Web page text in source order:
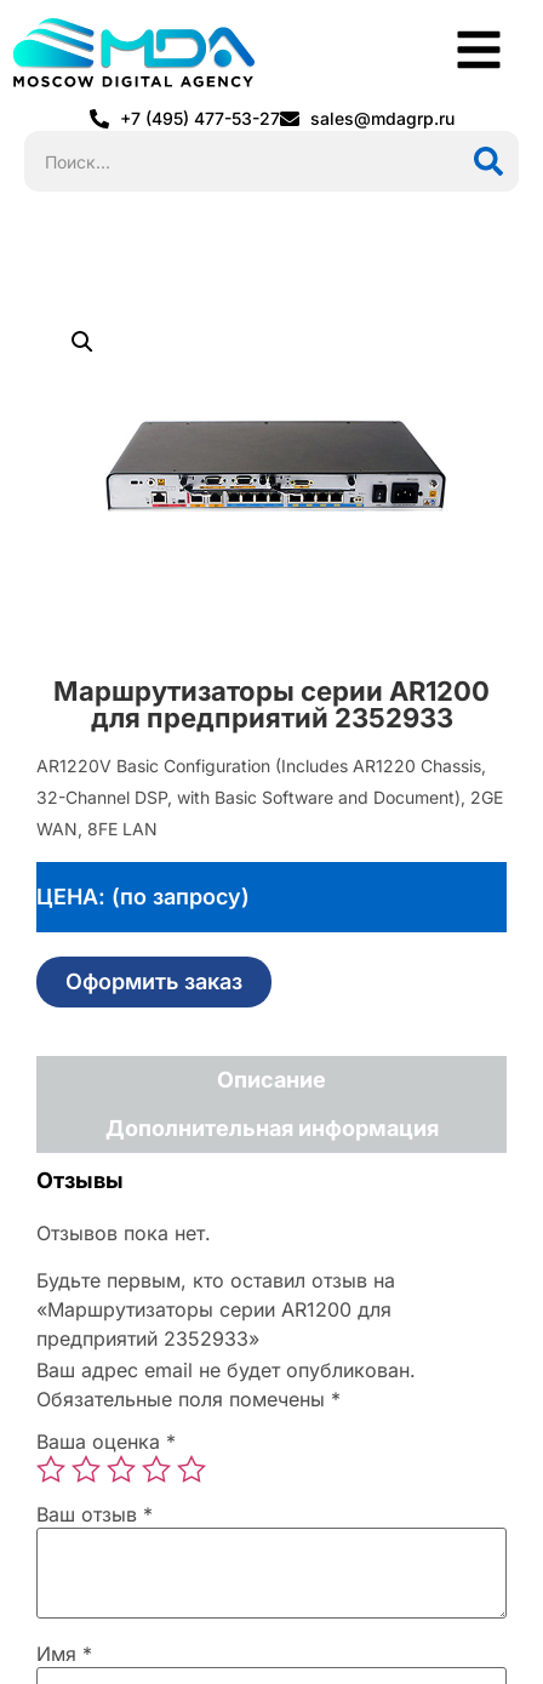
+7 (495) 477-53-27 sales@mdagrp.ru
Маршрутизаторы серии AR1200
для предприятий 2352933
AR1220V Basic Configuration (Includes AR1220 Chassis,
32-Channel DSP, with Basic Software and Document), 2GE
WAN, 8FE LAN
ЦЕНА: (по запросу)
Оформить заказ
Описание
Дополнительная информация
Отзывы
Отзывов пока нет.
Будьте первым, кто оставил отзыв на
«Маршрутизаторы серии AR1200 для
предприятий 2352933»
Ваш адрес email не будет опубликован.
Обязательные поля помечены *
Ваша оценка *
Ваш отзыв *
Имя *